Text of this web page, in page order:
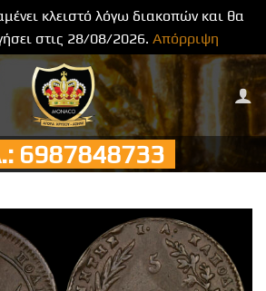
κλειστό λόγω διακοπών και θα
στις 28/08/2026. Απόρριψη
6987848733